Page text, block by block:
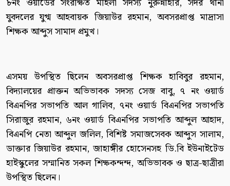
যুবদলের যুগ্ম আহবায়ক জিয়াউর রহমান, অবসরপ্রাপ্ত মাদ্রাসা
শিক্ষক আব্দুস সামাদ প্রমুখ।
এসময় উপস্থিত ছিলেন অবসরপ্রাপ্ত শিক্ষক হাবিবুর রহমান,
বিদ্যালয়ের প্রাক্তন অভিভাবক সদস্য সেজ বাবু, ৭ নং ওয়ার্ড
বিএনপির সভাপতি আল গালিব, ৭নং ওয়ার্ড বিএনপির সভাপতি
সিরাজুর রহমান, ৬নং ওয়ার্ড বিএনপির সভাপতি আব্দুল আহাদ,
বিএনপি নেতা আব্দুল জলিল, বিশিষ্ট সমাজসেবক আব্দুস সালাম,
ডাক্তার জিয়াউর রহমান, জাহাঙ্গীর হোসেনসহ ডি.বি ইউনাইটেড
হাইস্কুলের সম্মানিত সকল শিক্ষকন্দন্দ, অভিভাবক ও ছাত্র-ছাত্রীরা
উপস্থিত ছিলেন।